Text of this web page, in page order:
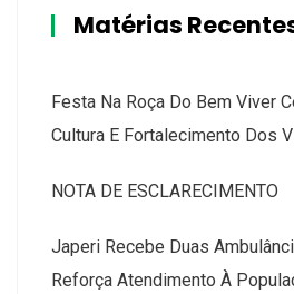
Matérias
Festa Na Roça Do Bem Viver
Cultura E Fortalecimento Dos
NOTA DE ESCLARECIMENTO
Japeri Recebe Duas
Reforça Atendimento À